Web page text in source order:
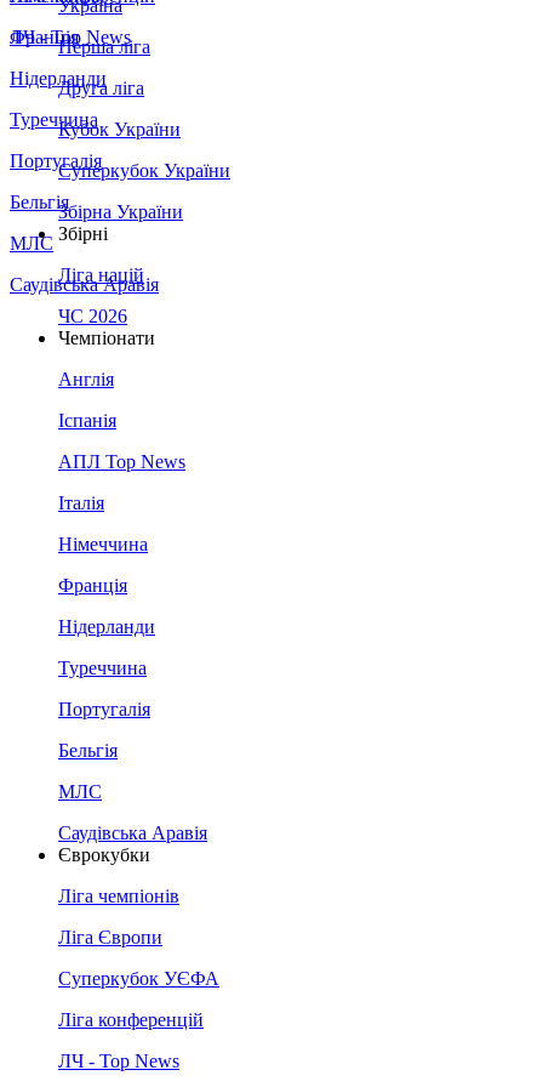
Франція
Нідерланди
Туреччина
Португалія
Бельгія
МЛС
Саудівська Аравія
ЛЧ - Top News
Україна
Перша ліга
Друга ліга
Кубок України
Суперкубок України
Збірна України
Збірні
Ліга націй
ЧС 2026
Чемпіонати
Англія
Іспанія
АПЛ Top News
Італія
Німеччина
Франція
Нідерланди
Туреччина
Португалія
Бельгія
МЛС
Саудівська Аравія
Єврокубки
Ліга чемпіонів
Ліга Європи
Суперкубок УЄФА
Ліга конференцій
ЛЧ - Top News